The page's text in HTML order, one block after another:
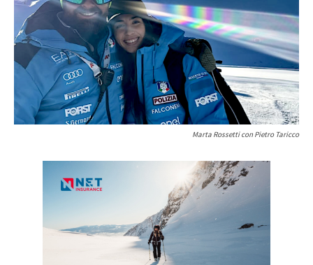
Marta Rossetti con Pietro Taricco